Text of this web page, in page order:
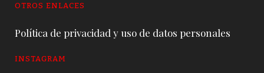
OTROS ENLACES
Política de privacidad y uso de datos personales
INSTAGRAM